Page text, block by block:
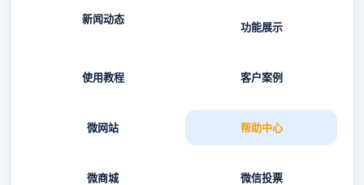
新闻动态
功能展示
使用教程 客户案例
微网站 帮助中心
微商城 微信投票